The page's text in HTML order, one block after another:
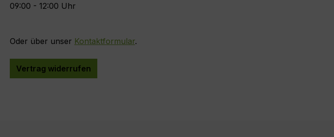
09:00 - 12:00 Uhr
Oder über unser Kontaktformular.
Vertrag widerrufen